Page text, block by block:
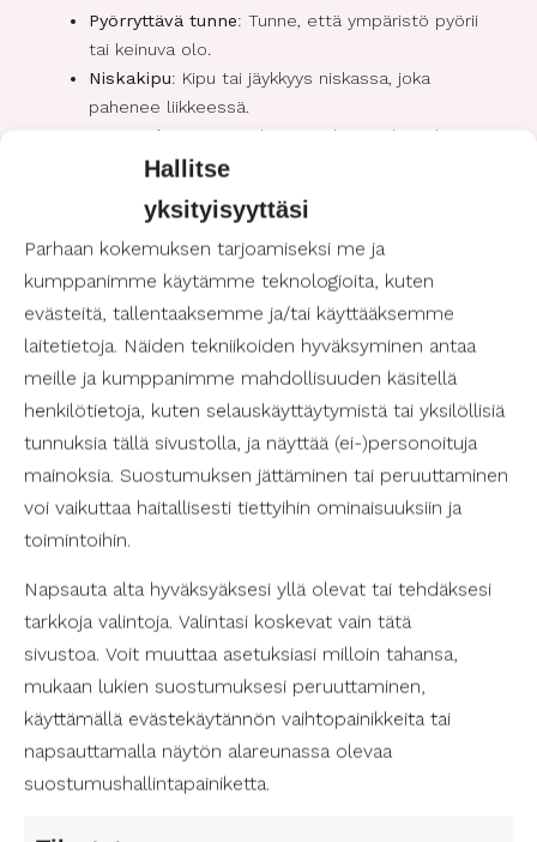
Hallitse
yksityisyyttäsi
Parhaan kokemuksen tarjoamiseksi me ja
kumppanimme käytämme teknologioita, kuten
evästeitä, tallentaaksemme ja/tai käyttääksemme
laitetietoja. Näiden tekniikoiden hyväksyminen antaa
meille ja kumppanimme mahdollisuuden käsitellä
henkilötietoja, kuten selauskäyttäytymistä tai yksilöllisiä
tunnuksia tällä sivustolla, ja näyttää (ei-)personoituja
mainoksia. Suostumuksen jättäminen tai peruuttaminen
voi vaikuttaa haitallisesti tiettyihin ominaisuuksiin ja
toimintoihin.
Napsauta alta hyväksyäksesi yllä olevat tai tehdäksesi
tarkkoja valintoja. Valintasi koskevat vain tätä
sivustoa. Voit muuttaa asetuksiasi milloin tahansa,
mukaan lukien suostumuksesi peruuttaminen,
käyttämällä evästekäytännön vaihtopainikkeita tai
napsauttamalla näytön alareunassa olevaa
suostumushallintapainiketta.
Pyörryttävä tunne: Tunne, että ympäristö pyörii
tai keinuva olo.
Niskakipu: Kipu tai jäykkyys niskassa, joka
pahenee liikkeessä.
Päänsärky
: Usein niskan ongelmien yhteydessä
esiintyvä päänsärky.
erityisesti kävellessä.
Näköhäiriöt: Joillakin voi esiintyä tilapäisiä
näköhäiriöitä, kuten sumentumista.
Hoitovaihtoehdot
kaularankaperäiselle
huimaukselle
Kaularankaperäisen huimauksen hoitoon on
useita lähestymistapoja, riippuen oireiden syystä
Fysioterapia
Fysioterapeutti voi ohjata harjoituksia, jotka
vahvistavat niskan lihaksia ja parantavat
asentoa. Manuaalinen terapia voi myös
helpottaa niskan jäykkyyttä ja kipua.